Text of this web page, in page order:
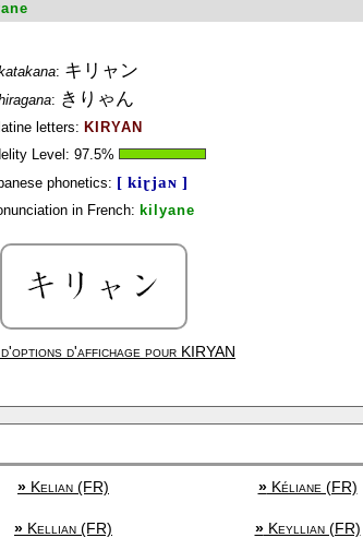
: キリャン
: きりゃん
letters: KIRYAN
Level: 97.5%
phonetics: [ kiɽjaɴ ]
in French: kilyane
d'affichage pour KIRYAN
» Kelian (FR) »Kéliane (FR)
» Kellian (FR) »Keyllian (FR)